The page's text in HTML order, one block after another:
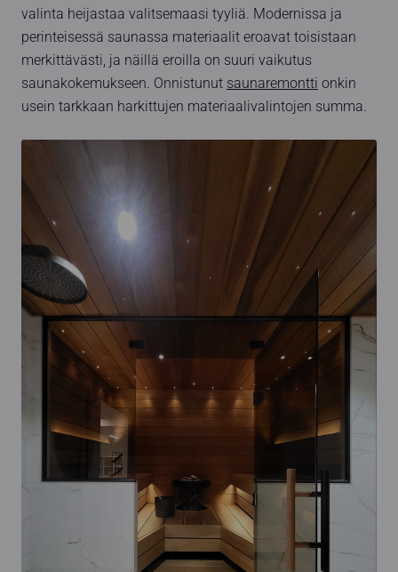
valinta heijastaa valitsemaasi tyyliä. Modernissa ja
perinteisessä saunassa materiaalit eroavat toisistaan
merkittävästi, ja näillä eroilla on suuri vaikutus
saunakokemukseen. Onnistunut saunaremontti onkin
usein tarkkaan harkittujen materiaalivalintojen summa.